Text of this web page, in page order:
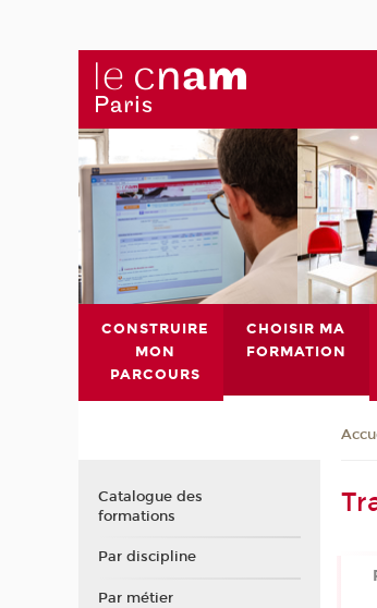
CONSTRUIRE
MON
PARCOURS
CHOISIR MA
FORMATION
Catalogue des
formations
Par discipline
Par métier